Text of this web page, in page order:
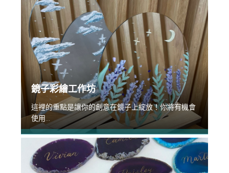
鏡子彩繪工作坊
這裡的重點是讓你的創意在鏡子上綻放！你將有機會
使用...